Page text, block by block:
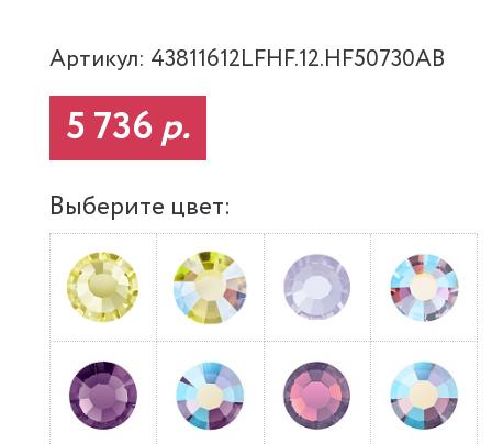
Артикул: 43811612LFHF.12.HF50730AB
5 736р.
Выберите цвет: